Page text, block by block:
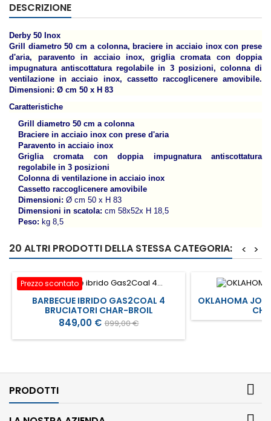
DESCRIZIONE
Derby 50 Inox
Grill diametro 50 cm a colonna, braciere in acciaio inox con prese
d'aria, paravento in acciaio inox, griglia cromata con doppia
impugnatura antiscottatura regolabile in 3 posizioni, colonna di
ventilazione in acciaio inox, cassetto raccoglicenere amovibile.
Dimensioni: Ø cm 50 x H 83
Caratteristiche
Grill diametro 50 cm a colonna
Braciere in acciaio inox con prese d'aria
Paravento in acciaio inox
Griglia cromata con doppia impugnatura antiscottatura
regolabile in 3 posizioni
Colonna di ventilazione in acciaio inox
Cassetto raccoglicenere amovibile
Dimensioni: Ø cm 50 x H 83
Dimensioni in scatola: cm 58x52x H 18,5
Peso: kg 8,5
20 ALTRI PRODOTTI DELLA STESSA CATEGORIA: >
<
Prezzo scontato
BARBECUE IBRIDO GAS2COAL 4
BRUCIATORI CHAR-BROIL
Prezzo
849,00 € Prezzo
base
899,00 €
OKLAHOMA
PRODOTTI 